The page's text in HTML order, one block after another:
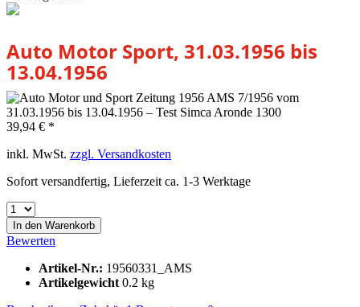
Auto Motor Sport, 31.03.1956 bis
13.04.1956
39,94 € *
inkl. MwSt. zzgl. Versandkosten
Sofort versandfertig, Lieferzeit ca. 1-3 Werktage
In den Warenkorb
Bewerten
Artikel-Nr.: 19560331_AMS
Artikelgewicht 0.2 kg